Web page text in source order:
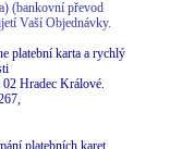
(bankovní převod
Vaší Objednávky.
platební karta a rychlý
02 Hradec Králové.
platebních karet